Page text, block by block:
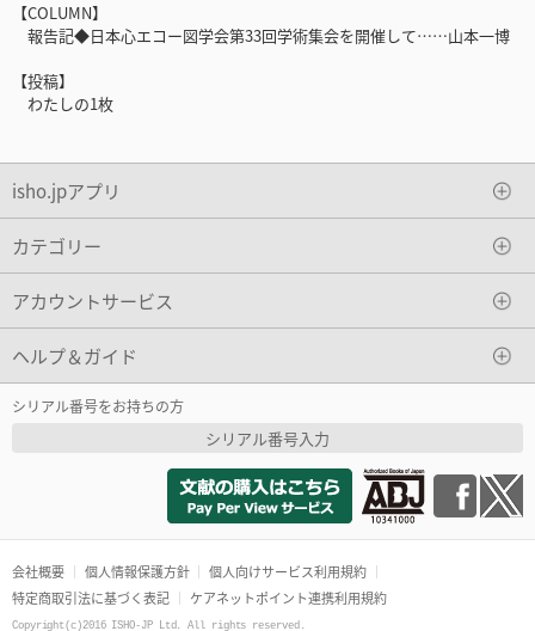
【COLUMN】
報告記◆日本心エコー図学会第33回学術集会を開催して……山本一博
【投稿】
わたしの1枚
isho.jpアプリ
カテゴリー
アカウントサービス
ヘルプ＆ガイド
シリアル番号をお持ちの方
シリアル番号入力
会社概要 個人情報保護方針
個人向けサービス利用規約
特定商取引法に基づく表記
ケアネットポイント連携利用規約
Copyright(c)2016 ISHO-JP Ltd. All rights reserved.